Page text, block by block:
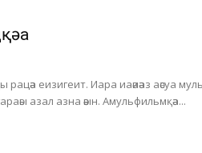
еизигеит. Иара иаәиәаз аәсуа
азал азна әәын. Амульфильмқәа...